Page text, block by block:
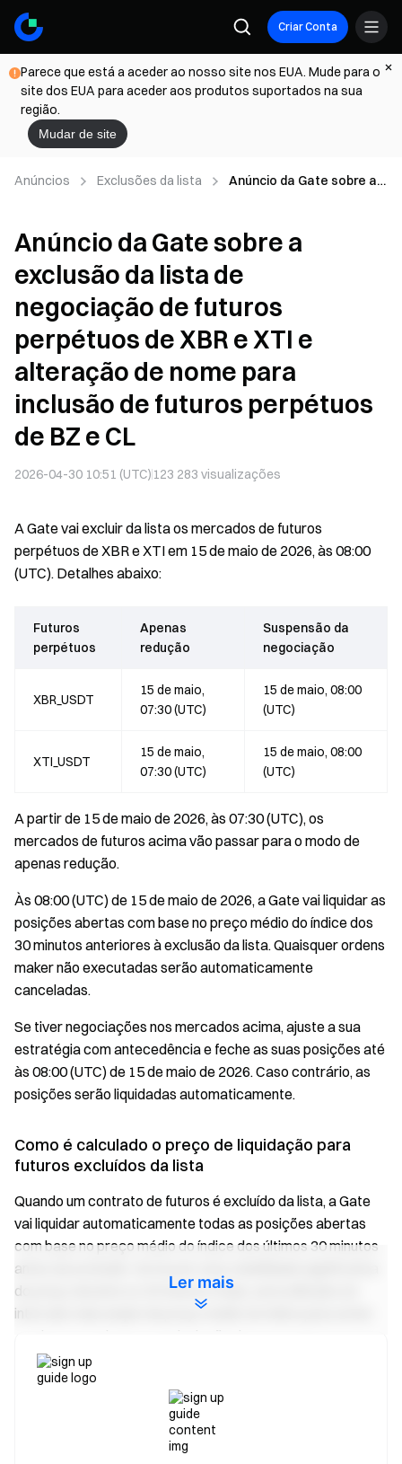
Criar Conta
Parece que está a aceder ao nosso site nos EUA. Mude para o
site dos EUA para aceder aos produtos suportados na sua
região.
Mudar de site
Anúncios Exclusões da lista
Anúncio da Gate sobre a
perpétuos de XBR e XTI e
alteração de nome para
inclusão de futuros
Anúncio da Gate sobre a
exclusão da lista de
negociação de futuros
perpétuos de XBR e XTI e
alteração de nome para
inclusão de futuros perpétuos
de BZ e CL
2026-04-30 10:51 (UTC) 123 283 visualizações
A Gate vai excluir da lista os mercados de futuros
perpétuos de XBR e XTI em 15 de maio de 2026, às 08:00
(UTC). Detalhes abaixo:
Futuros
perpétuos
Apenas
redução
Suspensão da
negociação
XBR_USDT
15 de maio,
07:30 (UTC)
15 de maio, 08:00
(UTC)
XTI_USDT
15 de maio,
07:30 (UTC)
15 de maio, 08:00
(UTC)
A partir de 15 de maio de 2026, às 07:30 (UTC), os
mercados de futuros acima vão passar para o modo de
apenas redução.
Às 08:00 (UTC) de 15 de maio de 2026, a Gate vai liquidar as
posições abertas com base no preço médio do índice dos
30 minutos anteriores à exclusão da lista. Quaisquer ordens
maker não executadas serão automaticamente
canceladas.
Se tiver negociações nos mercados acima, ajuste a sua
estratégia com antecedência e feche as suas posições até
às 08:00 (UTC) de 15 de maio de 2026. Caso contrário, as
posições serão liquidadas automaticamente.
Como é calculado o preço de liquidação para
futuros excluídos da lista
Quando um contrato de futuros é excluído da lista, a Gate
vai liquidar automaticamente todas as posições abertas
com base no preço médio do índice dos últimos 30 minutos
antes da exclusão. Se houver uma volatilidade significativa
do preço durante os 30 minutos finais, será utilizado um
intervalo mais amplo de preço médio do índice para evitar
perdas causadas por manipulação de preços.
Em simultâneo, a Gate renomeou os pares de negociação
de futuros perpétuos de XBR e XTI e lançou oficialmente os
futuros perpétuos de BZ e CL.
Esta atualização altera apenas os símbolos de negociação.
Ler mais